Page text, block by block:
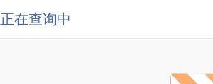
正在查询中